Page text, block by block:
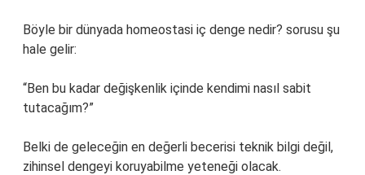
Böyle bir dünyada homeostasi iç denge nedir? sorusu şu
hale gelir:
“Ben bu kadar değişkenlik içinde kendimi nasıl sabit
tutacağım?”
Belki de geleceğin en değerli becerisi teknik bilgi değil,
zihinsel dengeyi koruyabilme yeteneği olacak.